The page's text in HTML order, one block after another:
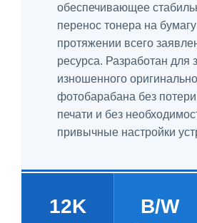
обеспечивающее
перенос тонера на
протяжении всего
ресурса. Разработан для
изношенного
фотобарабана без потери
печати и без
привычные настройки
12K B/W